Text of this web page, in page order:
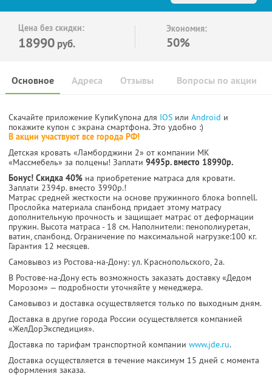
Цена без скидки:
18990 руб.
Экономия:
50%
Основное Отзывы Вопросы по акции
Адреса
Скачайте приложение КупиКупона для IOS или Android и
покажите купон с экрана смартфона. Это удобно :)
В акции участвуют все города РФ!
Детская кровать «Ламборджини 2» от компании МК
«Массмебель» за полцены! Заплати 9495р. вместо 18990р.
Бонус! Скидка 40% на приобретение матраса для кровати.
Заплати 2394р. вместо 3990р.!
Матрас средней жесткости на основе пружинного блока bonnell.
Прослойка материала спанбонд придает этому матрасу
дополнительную прочность и защищает матрас от деформации
пружин. Высота матраса - 18 см. Наполнители: пенополиуретан,
ватин, спанбонд. Ограничение по максимальной нагрузке:100 кг.
Гарантия 12 месяцев.
Самовывоз из Ростова-на-Дону: ул. Краснопольского, 2а.
В Ростове-на-Дону есть возможность заказать доставку «Дедом
Морозом» — подробности уточняйте у менеджера.
Самовывоз и доставка осуществляется только по выходным дням.
Доставка в другие города России осуществляется компанией
«ЖелДорЭкспедиция».
Доставка по тарифам транспортной компании www.jde.ru.
Доставка осуществляется в течение максимум 15 дней с момента
оформления заказа.